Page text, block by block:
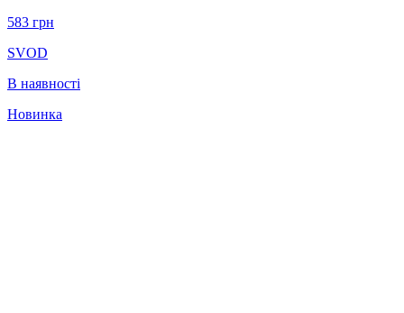
583 грн
SVOD
В наявності
Новинка